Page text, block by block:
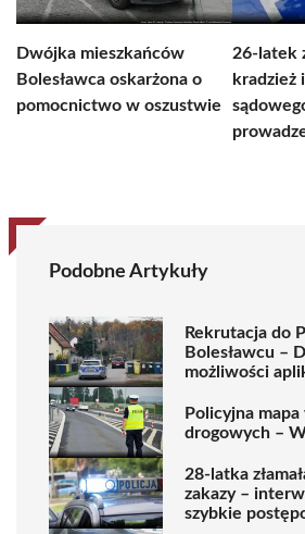
Dwójka mieszkańców
Bolesławca oskarżona o
pomocnictwo w oszustwie
26-latek
kradzież
Podobne Artykuły
Rekrutacja do
Bolesławcu –
możliwości
Policyjna
drogowych –
28-latka
zakazy –
szybkie